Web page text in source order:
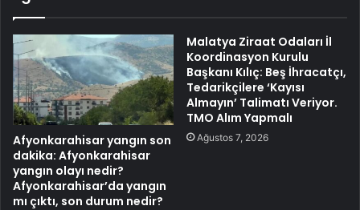
Afyonkarahisar yangın son
dakika: Afyonkarahisar
yangın olayı nedir?
Afyonkarahisar’da yangın
mı çıktı, son durum nedir?
Malatya Ziraat Odaları İl
Koordinasyon Kurulu
Başkanı Kılıç: Beş İhracatçı,
Tedarikçilere ‘Kayısı
Almayın’ Talimatı Veriyor.
TMO Alım Yapmalı
Ağustos 7, 2026